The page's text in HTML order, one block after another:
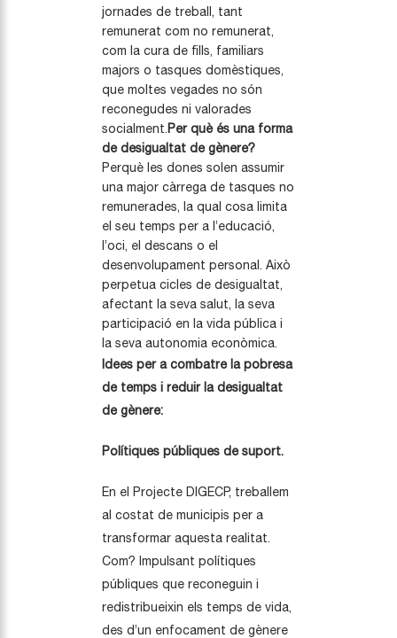
jornades de treball, tant
remunerat com no remunerat,
com la cura de fills, familiars
majors o tasques domèstiques,
que moltes vegades no són
reconegudes ni valorades
socialment.Per què és una forma
de desigualtat de gènere?
Perquè les dones solen assumir
una major càrrega de tasques no
remunerades, la qual cosa limita
el seu temps per a l’educació,
l’oci, el descans o el
desenvolupament personal. Això
perpetua cicles de desigualtat,
afectant la seva salut, la seva
participació en la vida pública i
la seva autonomia econòmica.
Idees per a combatre la pobresa
de temps i reduir la desigualtat
de gènere:
Polítiques públiques de suport.
En el Projecte DIGECP, treballem
al costat de municipis per a
transformar aquesta realitat.
Com? Impulsant polítiques
públiques que reconeguin i
redistribueixin els temps de vida,
des d’un enfocament de gènere